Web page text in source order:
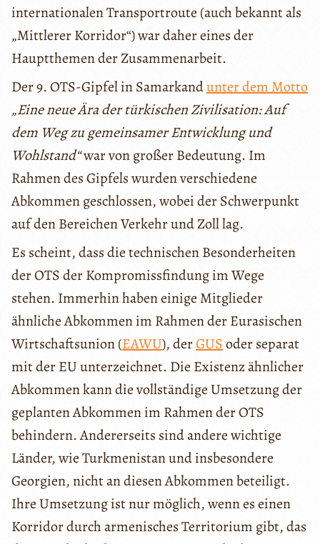
internationalen Transportroute (auch bekannt als
„Mittlerer Korridor“) war daher eines der
Hauptthemen der Zusammenarbeit.
Der 9. OTS-Gipfel in Samarkandunter dem Motto
„Eine neue Ära der türkischen Zivilisation: Auf
dem Weg zu gemeinsamer Entwicklung und
Wohlstand“war von großer Bedeutung. Im
Rahmen des Gipfels wurden verschiedene
Abkommen geschlossen, wobei der Schwerpunkt
auf den Bereichen Verkehr und Zoll lag.
Es scheint, dass die technischen Besonderheiten
der OTS der Kompromissfindung im Wege
stehen. Immerhin haben einige Mitglieder
ähnliche Abkommen im Rahmen der Eurasischen
Wirtschaftsunion (EAWU), derGUSoder separat
mit der EU unterzeichnet. Die Existenz ähnlicher
Abkommen kann die vollständige Umsetzung der
geplanten Abkommen im Rahmen der OTS
behindern. Andererseits sind andere wichtige
Länder, wie Turkmenistan und insbesondere
Georgien, nicht an diesen Abkommen beteiligt.
Ihre Umsetzung ist nur möglich, wenn es einen
Korridor durch armenisches Territorium gibt, das